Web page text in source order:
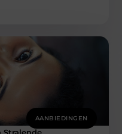
AANBIEDINGEN